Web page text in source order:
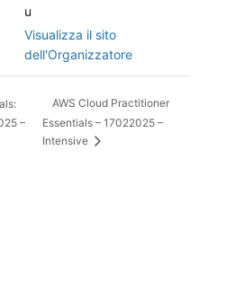
u
Visualizza il sito
dell'Organizzatore
–
AWS Cloud Practitioner
Essentials – 17022025 –
Intensive